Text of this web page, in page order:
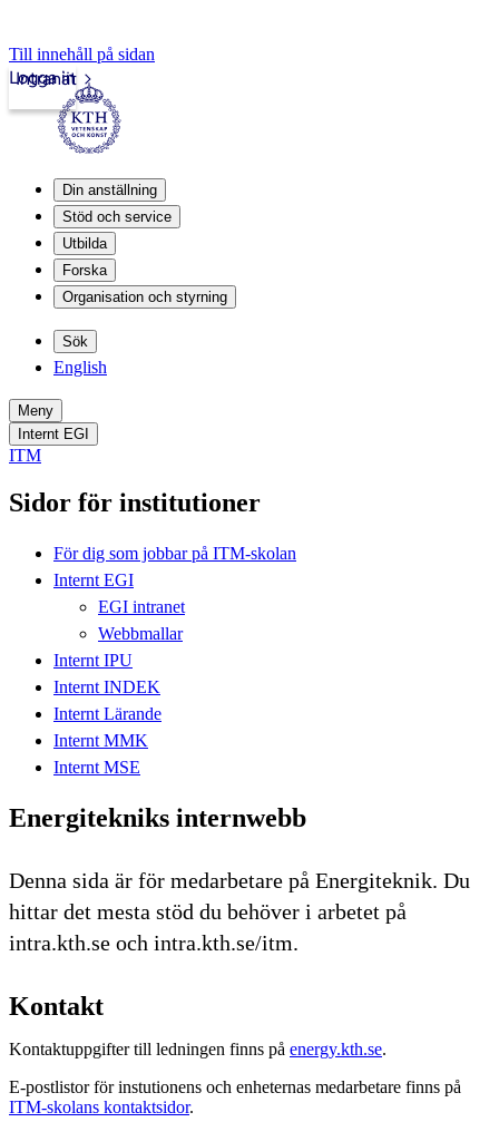
Till innehåll på sidan
Intranät
Logga in
Din anställning
Stöd och service
Utbilda
Forska
Organisation och styrning
Sök
English
Meny
Internt EGI
ITM
Sidor för institutioner
För dig som jobbar på ITM-skolan
Internt EGI
EGI intranet
Webbmallar
Internt IPU
Internt INDEK
Internt Lärande
Internt MMK
Internt MSE
Energitekniks internwebb
Denna sida är för medarbetare på Energiteknik. Du
hittar det mesta stöd du behöver i arbetet på
intra.kth.se och intra.kth.se/itm.
Kontakt
Kontaktuppgifter till ledningen finns på energy.kth.se.
E-postlistor för instutionens och enheternas medarbetare finns på
ITM-skolans kontaktsidor.